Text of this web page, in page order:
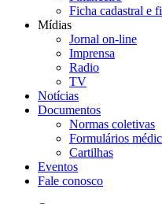
Ficha cadastral e
Mídias
Jornal on-line
Imprensa
Radio
TV
Notícias
Documentos
Normas coletivas
Formulários
Cartilhas
Eventos
Fale conosco